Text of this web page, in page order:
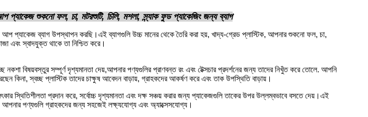
প্যাকেজ শুকনো ফল, চা, মটরশুটি, চিলি, মশলা, স্ন্যাক ফুড প্যাকেজিং জন্য ব্যাগ
আপ প্যাকেজ ব্যাগ উপস্থাপন করছি।এই ব্যাগগুলি উচ্চ মানের থেকে তৈরি করা হয়, খাদ্য-গ্রেড প্লাস্টিক, আপনার শুকনো ফল, চা,
এবং স্বাদযুক্ত থাকে তা নিশ্চিত করে।
নকশা বিষয়বস্তুর সম্পূর্ণ দৃশ্যমানতা দেয়,আপনার পণ্যগুলির প্রাণবন্ত রং এবং টেক্সচার প্রদর্শনের জন্য তাদের নিখুঁত করে তোলে. আপনি
কিনা, স্বচ্ছ প্লাস্টিক তাদের চাক্ষুষ আবেদন বাড়ায়, গ্রাহকদের আকর্ষণ করে এবং তাক উপস্থিতি বাড়ায়।
স্থিতিশীলতা প্রদান করে, সর্বোচ্চ দৃশ্যমানতা এবং দক্ষ সঞ্চয় করার জন্য প্যাকেজগুলি তাকের উপর উল্লম্বভাবে বসতে দেয়।এই
আপনার পণ্যগুলি গ্রাহকদের জন্য সহজেই লক্ষ্যযোগ্য এবং অ্যাক্সেসযোগ্য।